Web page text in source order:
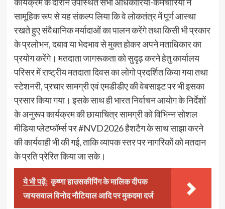
सामूहिक रूप से यह संकल्प लिया कि वे लोकतंत्र में पूर्ण आस्था
रखते हुए संवैधानिक मर्यादाओं का पालन करेंगे तथा किसी भी प्रकार
के प्रलोभन, दबाव या भेदभाव से मुक्त होकर अपने मताधिकार का
प्रयोग करेंगे। मतदाता जागरूकता को सुदृढ़ करने हेतु कार्यालय
परिसर में राष्ट्रीय मतदाता दिवस का लोगो प्रदर्शित किया गया तथा
स्टेशनरी, प्रचार सामग्री एवं एमडीडीए की वेबसाइट पर भी इसका
प्रसार किया गया। इसके साथ ही भारत निर्वाचन आयोग के निर्देशों
के अनुरूप कार्यक्रम की छायाचित्र सामग्री को विभिन्न सोशल
मीडिया प्लेटफॉर्म्स पर #NVD2026 हैशटैग के साथ साझा करने
की कार्यवाही भी की गई, ताकि व्यापक स्तर पर नागरिकों को मतदान
के प्रति प्रेरित किया जा सके।
ये भी पढ़ें: कृष्णा हाउसकीपिंग के मालिक दीपक
जायसवाल विनोद नौटियाल आदि पर मुकदमा दर्ज